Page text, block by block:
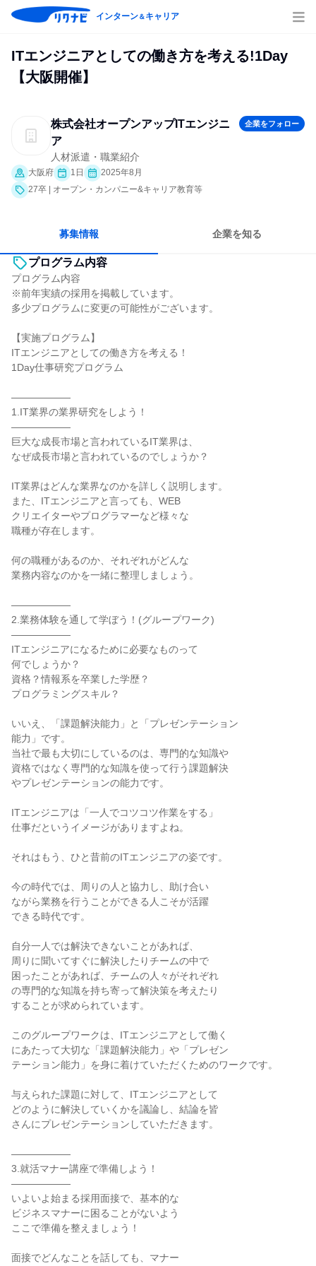
インターン＆キャリア
ITエンジニアとしての働き方を考える!1Day
【大阪開催】
株式会社オープンアップITエンジニ
ア
企業をフォロー
人材派遣・職業紹介
大阪府 1日
2025年8月
27卒 | オープン・カンパニー&キャリア教育等
募集情報 企業を知る
プログラム内容
プログラム内容
※前年実績の採用を掲載しています。
多少プログラムに変更の可能性がございます。
【実施プログラム】
ITエンジニアとしての働き方を考える！
1Day仕事研究プログラム
――――――
1.IT業界の業界研究をしよう！
――――――
巨大な成長市場と言われているIT業界は、
なぜ成長市場と言われているのでしょうか？
IT業界はどんな業界なのかを詳しく説明します。
また、ITエンジニアと言っても、WEB
クリエイターやプログラマーなど様々な
職種が存在します。
何の職種があるのか、それぞれがどんな
業務内容なのかを一緒に整理しましょう。
――――――
2.業務体験を通して学ぼう！(グループワーク)
――――――
ITエンジニアになるために必要なものって
何でしょうか？
資格？情報系を卒業した学歴？
プログラミングスキル？
いいえ、「課題解決能力」と「プレゼンテーション
能力」です。
当社で最も大切にしているのは、専門的な知識や
資格ではなく専門的な知識を使って行う課題解決
やプレゼンテーションの能力です。
ITエンジニアは「一人でコツコツ作業をする」
仕事だというイメージがありますよね。
それはもう、ひと昔前のITエンジニアの姿です。
今の時代では、周りの人と協力し、助け合い
ながら業務を行うことができる人こそが活躍
できる時代です。
自分一人では解決できないことがあれば、
周りに聞いてすぐに解決したりチームの中で
困ったことがあれば、チームの人々がそれぞれ
の専門的な知識を持ち寄って解決策を考えたり
することが求められています。
このグループワークは、ITエンジニアとして働く
にあたって大切な「課題解決能力」や「プレゼン
テーション能力」を身に着けていただくためのワークです。
与えられた課題に対して、ITエンジニアとして
どのように解決していくかを議論し、結論を皆
さんにプレゼンテーションしていただきます。
――――――
3.就活マナー講座で準備しよう！
――――――
いよいよ始まる採用面接で、基本的な
ビジネスマナーに困ることがないよう
ここで準備を整えましょう！
面接でどんなことを話しても、マナー